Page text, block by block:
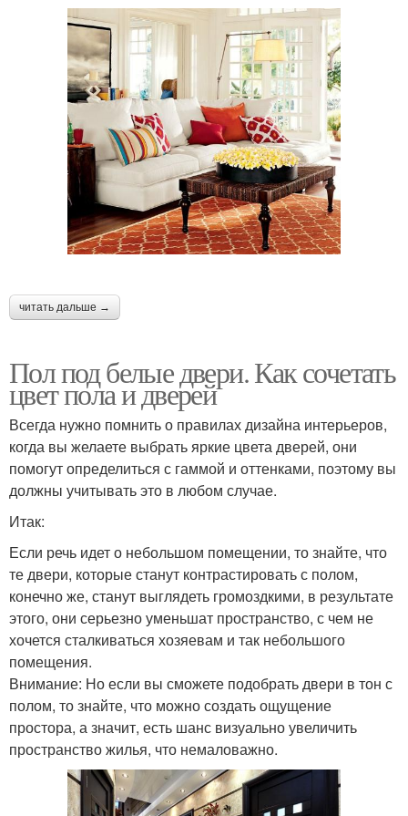
читать дальше →
Пол под белые двери. Как сочетать
цвет пола и дверей
Всегда нужно помнить о правилах дизайна интерьеров,
когда вы желаете выбрать яркие цвета дверей, они
помогут определиться с гаммой и оттенками, поэтому вы
должны учитывать это в любом случае.
Итак:
Если речь идет о небольшом помещении, то знайте, что
те двери, которые станут контрастировать с полом,
конечно же, станут выглядеть громоздкими, в результате
этого, они серьезно уменьшат пространство, с чем не
хочется сталкиваться хозяевам и так небольшого
помещения.
Внимание: Но если вы сможете подобрать двери в тон с
полом, то знайте, что можно создать ощущение
простора, а значит, есть шанс визуально увеличить
пространство жилья, что немаловажно.